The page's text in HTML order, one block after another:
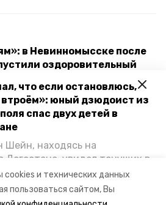
и технических данных
пользоваться сайтом, Вы
что если остановлюсь,
втроём»: юный дзюдоист из
спас двух детей в
Шейн, находясь на
Дегестане, увидел тонущих в
и бросился на помощь. По
мальчика
образования края и
в Невинномысске после
оздоровительный
и отремонтируют ещё
— губернатор Владимиров